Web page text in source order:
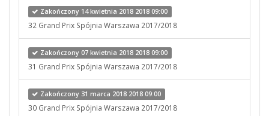
Zakończony 14 kwietnia 2018 2018 09:00
32 Grand Prix Spójnia Warszawa 2017/2018
Zakończony 07 kwietnia 2018 2018 09:00
31 Grand Prix Spójnia Warszawa 2017/2018
Zakończony 31 marca 2018 2018 09:00
30 Grand Prix Spójnia Warszawa 2017/2018